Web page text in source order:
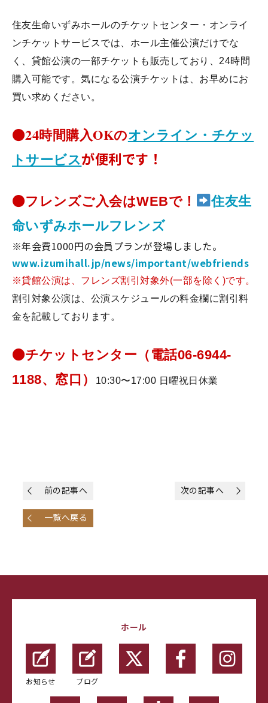
住友生命いずみホールのチケットセンター・オンライ
ンチケットサービスでは、ホール主催公演だけでな
く、貸館公演の一部チケットも販売しており、24時間
購入可能です。気になる公演チケットは、お早めにお
買い求めください。
●24時間購入OKのオンライン・チケッ
トサービスが便利です！
●フレンズご入会はWEBで！
住友生
命いずみホールフレンズ
※年会費1000円の会員プランが登場しました。
www.izumihall.jp/news/important/webfriends
※貸館公演は、フレンズ割引対象外(一部を除く)です。
割引対象公演は、公演スケジュールの料金欄に割引料
金を記載しております。
●チケットセンター（電話06-6944-
1188、窓口）
10:30〜17:00 日曜祝日休業
前の記事へ 次の記事へ
一覧へ戻る
ホール
お知らせ ブログ